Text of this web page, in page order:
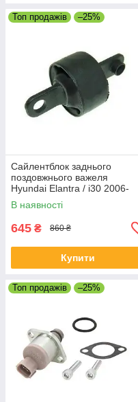
Топ продажів –25%
Сайлентблок заднього
поздовжнього важеля
Hyundai Elantra / i30 2006-
В наявності
645 ₴ 860 ₴
Купити
Топ продажів –25%